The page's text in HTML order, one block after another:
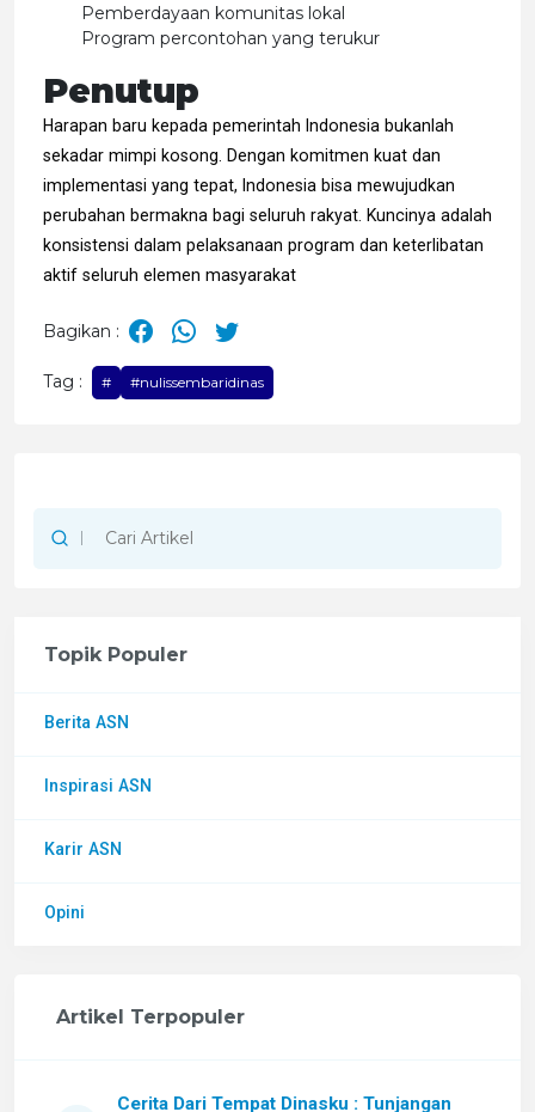
Pemberdayaan komunitas lokal
Program percontohan yang terukur
Penutup
Harapan baru kepada pemerintah Indonesia bukanlah
sekadar mimpi kosong. Dengan komitmen kuat dan
implementasi yang tepat, Indonesia bisa mewujudkan
perubahan bermakna bagi seluruh rakyat. Kuncinya adalah
konsistensi dalam pelaksanaan program dan keterlibatan
aktif seluruh elemen masyarakat
Bagikan :
Tag : # #nulissembaridinas
Topik Populer
Berita ASN
Inspirasi ASN
Karir ASN
Opini
Artikel Terpopuler
Cerita Dari Tempat Dinasku : Tunjangan